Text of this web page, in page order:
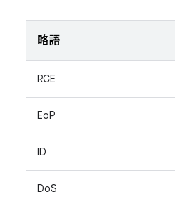
略語
RCE
EoP
ID
DoS